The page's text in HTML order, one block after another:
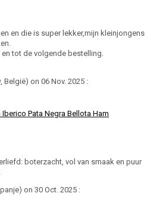
en die is super lekker,mijn kleinjongens
tot de volgende bestelling.
België) on 06 Nov. 2025 :
Iberico Pata Negra Bellota Ham
boterzacht, vol van smaak en puur
on 30 Oct. 2025 :